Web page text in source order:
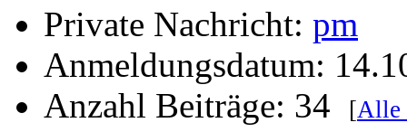
Private Nachricht: pm
Anmeldungsdatum:
Anzahl Beiträge: 34
[Alle